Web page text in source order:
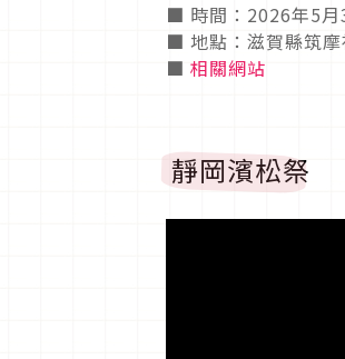
■ 時間：2026年5月
■ 地點：滋賀縣筑摩
■ 相關網站
靜岡濱松祭